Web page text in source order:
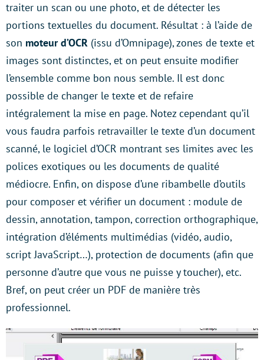
traiter un scan ou une photo, et de détecter les
portions textuelles du document. Résultat : à l’aide de
son moteur d’OCR (issu d’Omnipage), zones de texte et
images sont distinctes, et on peut ensuite modifier
l’ensemble comme bon nous semble. Il est donc
possible de changer le texte et de refaire
intégralement la mise en page. Notez cependant qu’il
vous faudra parfois retravailler le texte d’un document
scanné, le logiciel d’OCR montrant ses limites avec les
polices exotiques ou les documents de qualité
médiocre. Enfin, on dispose d’une ribambelle d’outils
pour composer et vérifier un document : module de
dessin, annotation, tampon, correction orthographique,
intégration d’éléments multimédias (vidéo, audio,
script JavaScript…), protection de documents (afin que
personne d’autre que vous ne puisse y toucher), etc.
Bref, on peut créer un PDF de manière très
professionnel.